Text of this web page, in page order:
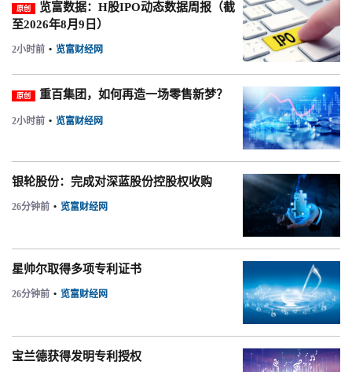
原创
览富数据：H股IPO动态数据周报（截
至2026年8月9日）
2小时前 • 览富财经网
原创 重百集团，如何再造一场零售新梦？
2小时前 • 览富财经网
银轮股份：完成对深蓝股份控股权收购
26分钟前 • 览富财经网
星帅尔取得多项专利证书
26分钟前 • 览富财经网
宝兰德获得发明专利授权